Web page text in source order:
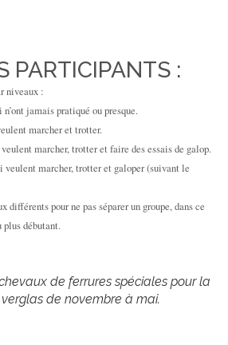
PARTICIPANTS :
niveaux :
jamais pratiqué ou presque.
marcher et trotter.
marcher, trotter et faire des essais de galop.
veulent marcher, trotter et galoper (suivant le
différents pour ne pas séparer un groupe, dans ce
plus débutant.
de ferrures spéciales pour la
de novembre à mai.